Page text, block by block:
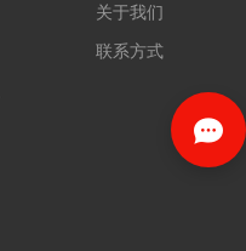
关于我们
联系方式